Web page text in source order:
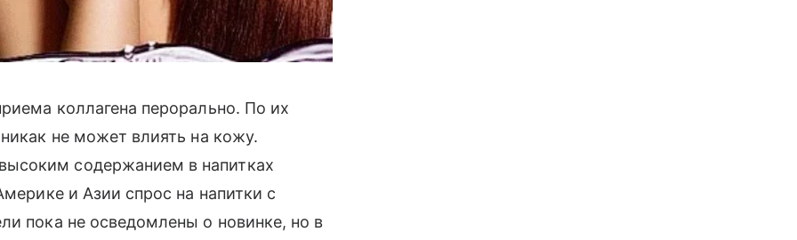
коллагена перорально. По их
не может влиять на кожу.
содержанием в напитках
и Азии спрос на напитки с
пока не осведомлены о новинке, но в